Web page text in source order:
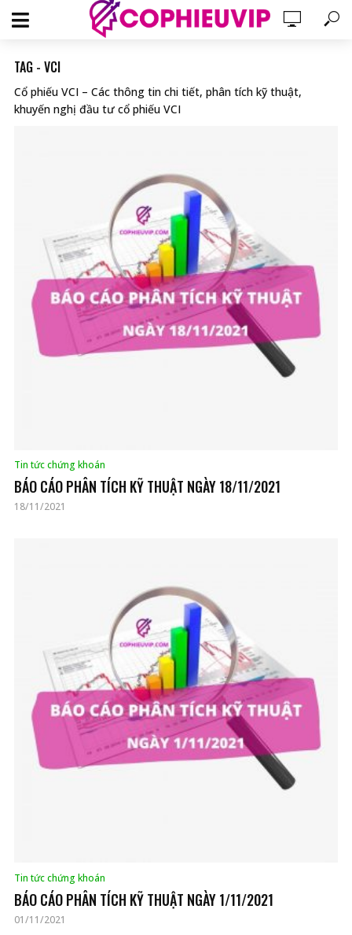
TAG - VCI
Cổ phiếu VCI – Các thông tin chi tiết, phân tích kỹ thuật,
khuyến nghị đầu tư cổ phiếu VCI
Tin tức chứng khoán
BÁO CÁO PHÂN TÍCH KỸ THUẬT NGÀY 18/11/2021
18/11/2021
Tin tức chứng khoán
BÁO CÁO PHÂN TÍCH KỸ THUẬT NGÀY 1/11/2021
01/11/2021